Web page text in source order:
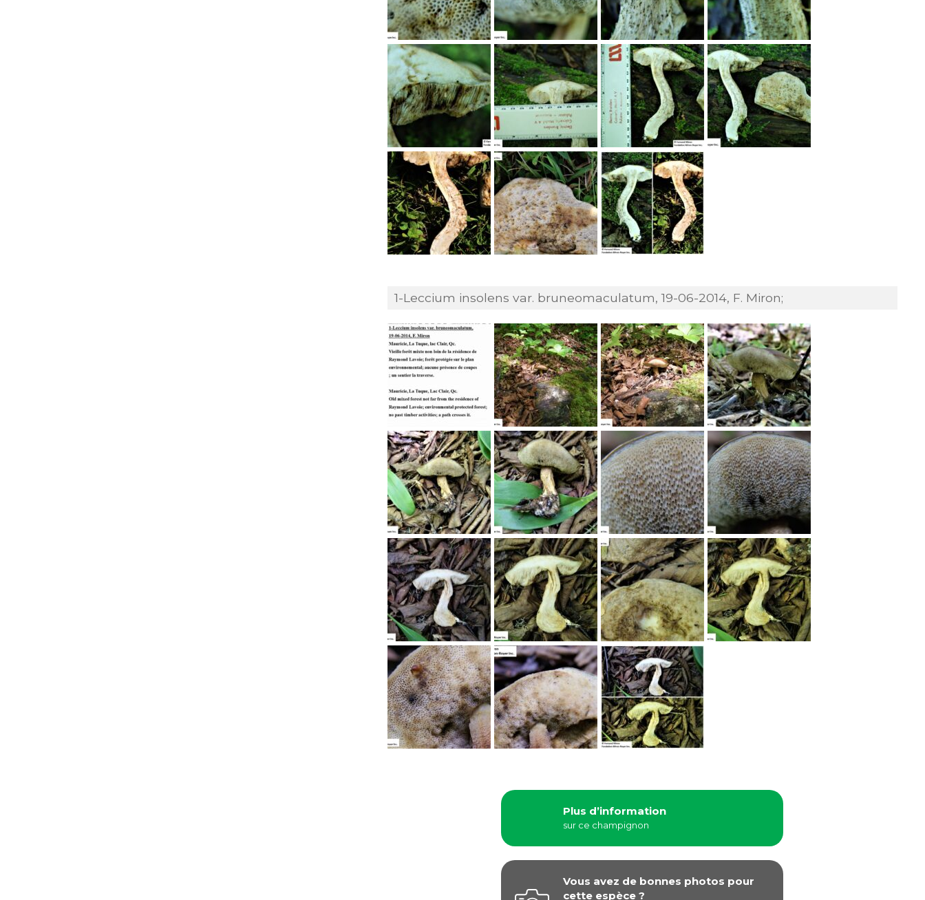
1-Leccium insolens var. bruneomaculatum, 19-06-2014, F. Miron;
Plus d’information
sur ce champignon
Vous avez de bonnes photos pour
cette espèce ?